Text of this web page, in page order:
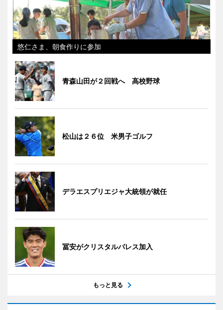
悠仁さま、朝食作りに参加
青森山田が２回戦へ 高校野球
松山は２６位 米男子ゴルフ
デラエスプリエジャ大統領が就任
冨安がクリスタルパレス加入
もっと見る